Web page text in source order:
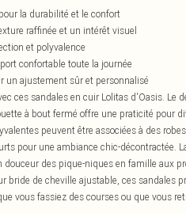
la durabilité et le confort
raffinée et un intérêt visuel
et polyvalence
confortable toute la journée
un ajustement sûr et personnalisé
ces sandales en cuir Lolitas d'Oasis. Le
à bout fermé offre une praticité pour
peuvent être associées à des
pour une ambiance chic-décontractée.
douceur des pique-niques en famille aux
bride de cheville ajustable, ces sandales
vous fassiez des courses ou que vous